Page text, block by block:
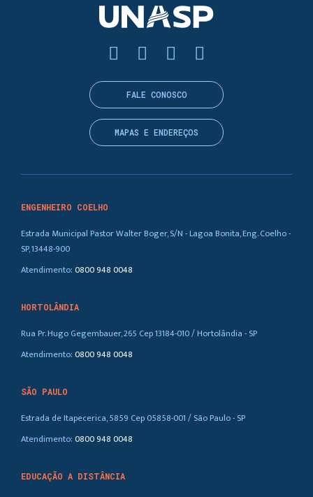
ENGENHEIRO COELHO
Estrada Municipal Pastor Walter Boger, S/N - Lagoa Bonita, Eng. Coelho -
SP, 13448-900
Atendimento:0800 948 0048
HORTOLÂNDIA
Rua Pr. Hugo Gegembauer, 265 Cep 13184-010 / Hortolândia - SP
Atendimento:0800 948 0048
SÃO PAULO
Estrada de Itapecerica, 5859 Cep 05858-001 / São Paulo - SP
Atendimento:0800 948 0048
EDUCAÇÃO A DISTÂNCIA
FALE CONOSCO
MAPAS E ENDEREÇOS